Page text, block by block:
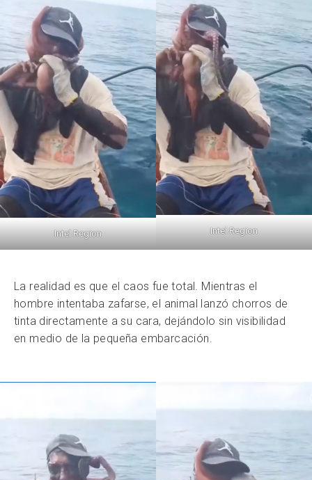
Intel Region Intel Region
La realidad es que el caos fue total. Mientras el
hombre intentaba zafarse, el animal lanzó chorros de
tinta directamente a su cara, dejándolo sin visibilidad
en medio de la pequeña embarcación.